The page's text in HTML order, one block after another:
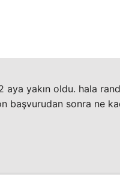
aya yakın oldu. hala
başvurudan sonra ne